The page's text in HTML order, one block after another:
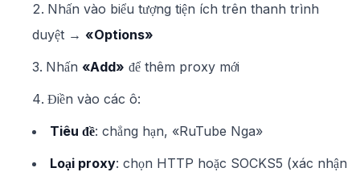
Nhấn vào biểu tượng tiện ích trên thanh trình
duyệt → «Options»
Nhấn «Add» để thêm proxy mới
Điền vào các ô:
Tiêu đề: chẳng hạn, «RuTube Nga»
Loại proxy: chọn HTTP hoặc SOCKS5 (xác nhận